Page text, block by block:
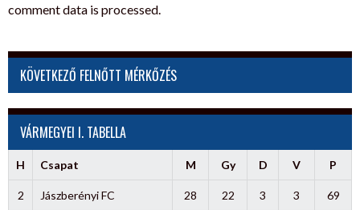
comment data is processed.
KÖVETKEZŐ FELNŐTT MÉRKŐZÉS
VÁRMEGYEI I. TABELLA
H Csapat M Gy D V P
2 Jászberényi FC 28 22 3 3 69